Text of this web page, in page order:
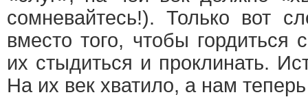
сомневайтесь!). Только вот
вместо того, чтобы гордиться
их стыдиться и проклинать.
На их век хватило, а нам